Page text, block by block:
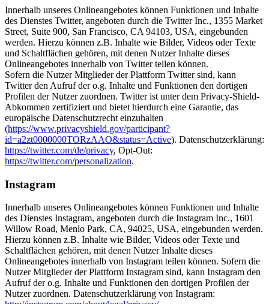
Innerhalb unseres Onlineangebotes können Funktionen und Inhalte
des Dienstes Twitter, angeboten durch die Twitter Inc., 1355 Market
Street, Suite 900, San Francisco, CA 94103, USA, eingebunden
werden. Hierzu können z.B. Inhalte wie Bilder, Videos oder Texte
und Schaltflächen gehören, mit denen Nutzer Inhalte dieses
Onlineangebotes innerhalb von Twitter teilen können.
Sofern die Nutzer Mitglieder der Plattform Twitter sind, kann
Twitter den Aufruf der o.g. Inhalte und Funktionen den dortigen
Profilen der Nutzer zuordnen. Twitter ist unter dem Privacy-Shield-
Abkommen zertifiziert und bietet hierdurch eine Garantie, das
europäische Datenschutzrecht einzuhalten
(https://www.privacyshield.gov/participant?
id=a2zt0000000TORzAAO&status=Active). Datenschutzerklärung:
https://twitter.com/de/privacy, Opt-Out:
https://twitter.com/personalization.
Instagram
Innerhalb unseres Onlineangebotes können Funktionen und Inhalte
des Dienstes Instagram, angeboten durch die Instagram Inc., 1601
Willow Road, Menlo Park, CA, 94025, USA, eingebunden werden.
Hierzu können z.B. Inhalte wie Bilder, Videos oder Texte und
Schaltflächen gehören, mit denen Nutzer Inhalte dieses
Onlineangebotes innerhalb von Instagram teilen können. Sofern die
Nutzer Mitglieder der Plattform Instagram sind, kann Instagram den
Aufruf der o.g. Inhalte und Funktionen den dortigen Profilen der
Nutzer zuordnen. Datenschutzerklärung von Instagram: